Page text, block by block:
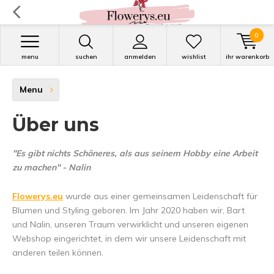
suchen anmelden
menu wishlist ihr warenkorb
0
Menu
Über uns
"Es gibt nichts Schöneres, als aus seinem Hobby eine Arbeit
zu machen" - Nalin
Flowerys.eu wurde aus einer gemeinsamen Leidenschaft für
Blumen und Styling geboren. Im Jahr 2020 haben wir, Bart
und Nalin, unseren Traum verwirklicht und unseren eigenen
Webshop eingerichtet, in dem wir unsere Leidenschaft mit
anderen teilen können.